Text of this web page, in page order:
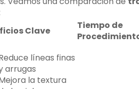
Clave
Tiempo de
líneas finas
arrugas
la textura